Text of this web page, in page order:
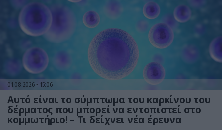
01.08.2026 15:06
Αυτό είναι το σύμπτωμα του καρκίνου του
δέρματος που μπορεί να εντοπιστεί στο
κομμωτήριο! – Τι δείχνει νέα έρευνα